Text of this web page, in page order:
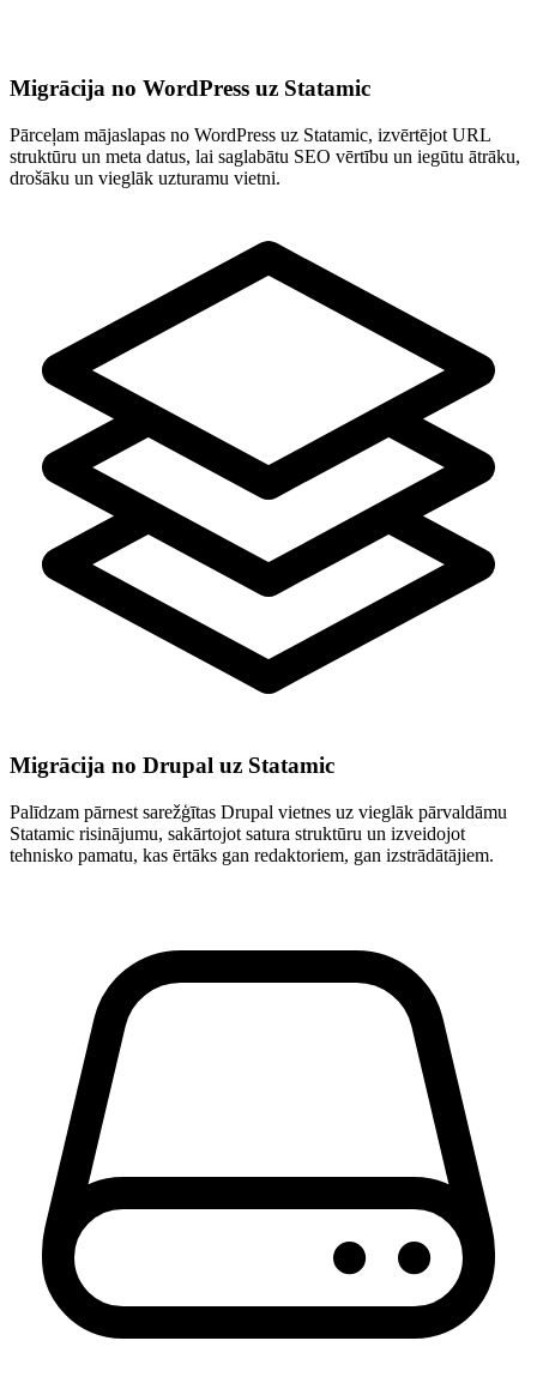
Migrācija no WordPress uz Statamic
Pārceļam mājaslapas no WordPress uz Statamic, izvērtējot URL
struktūru un meta datus, lai saglabātu SEO vērtību un iegūtu ātrāku,
drošāku un vieglāk uzturamu vietni.
Migrācija no Drupal uz Statamic
Palīdzam pārnest sarežģītas Drupal vietnes uz vieglāk pārvaldāmu
Statamic risinājumu, sakārtojot satura struktūru un izveidojot
tehnisko pamatu, kas ērtāks gan redaktoriem, gan izstrādātājiem.